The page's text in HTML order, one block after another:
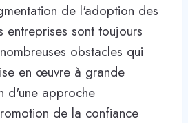
de l'adoption des
sont toujours
obstacles qui
en œuvre à grande
d'une approche
de la confiance